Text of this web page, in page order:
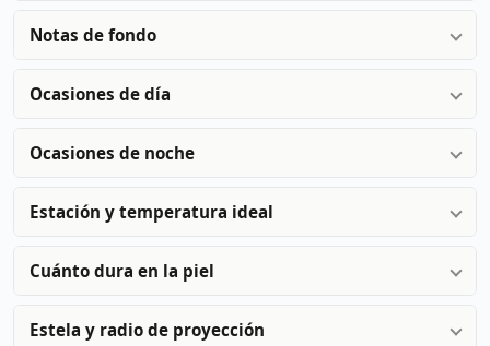
Notas de fondo
Ocasiones de día
Ocasiones de noche
Estación y temperatura ideal
Cuánto dura en la piel
Estela y radio de proyección